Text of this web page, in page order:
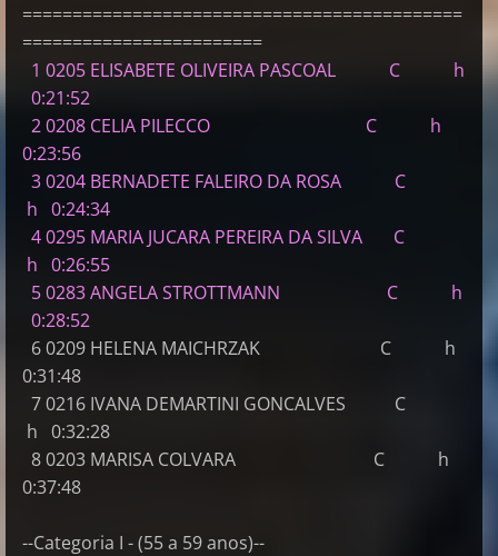
============================================
========================
1 0205 ELISABETE OLIVEIRA PASCOAL C h
0:21:52
2 0208 CELIA PILECCO C h
0:23:56
3 0204 BERNADETE FALEIRO DA ROSA C
h 0:24:34
4 0295 MARIA JUCARA PEREIRA DA SILVA C
h 0:26:55
5 0283 ANGELA STROTTMANN C h
0:28:52
6 0209 HELENA MAICHRZAK C h
0:31:48
7 0216 IVANA DEMARTINI GONCALVES C
h 0:32:28
8 0203 MARISA COLVARA C h
0:37:48
--Categoria I - (55 a 59 anos)--